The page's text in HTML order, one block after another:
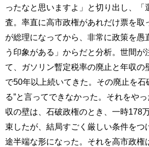
ったなと思いますよ」と切り出し、「
査。率直に高市政権があれだけ票を取
が総理になってから、非常に政策を愚
う印象がある」からだと分析。世間が
て、ガソリン暫定税率の廃止と年収の
で50年以上続いてきた。その廃止を石
る”と言ってできなかった。それをや
収の壁は、石破政権のとき、一時178
束したが、結局すごく厳しい条件をつ
途半端な形になった。それを高市政権